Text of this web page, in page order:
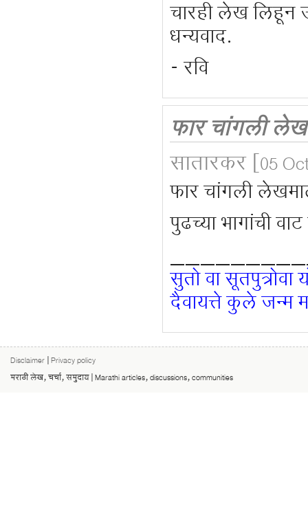
चारही लेख लिहून
धन्यवाद.
- रवि
फार चांगली
सातारकर [05
फार चांगली
पुढच्या भागांची
सुतो वा सूतपुत्रोवा
दैवायत्ते कुले जन्म
Disclaimer Privacy policy
मराठी लेख, चर्चा, समुदाय | Marathi articles, discussions, communities